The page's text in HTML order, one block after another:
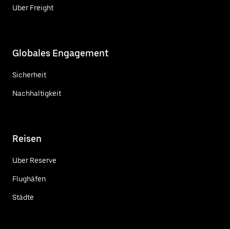
Uber Freight
Globales Engagement
Sicherheit
Nachhaltigkeit
Reisen
Uber Reserve
Flughäfen
Städte